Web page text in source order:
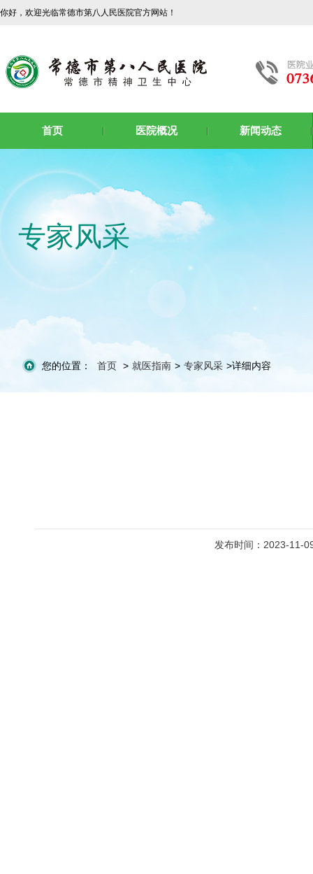
你好，欢迎光临常德市第八人民医院官方网站！
首页 医院概况 新闻动态
专家风采
您的位置： 首页 > 就医指南 > 专家风采 >详细内容
发布时间：2023-11-